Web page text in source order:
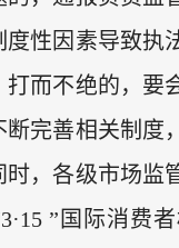
度性因素导致执
打而不绝的，要
断完善相关制度
时，各级市场监
”国际消费